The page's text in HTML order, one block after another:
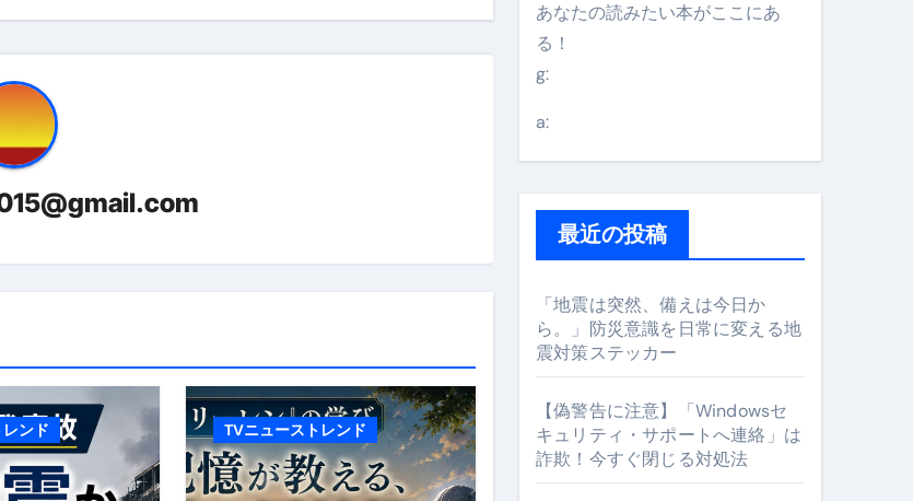
万円も投資してる営業39歳サラリーマン【2025年10月3日】 #bitcoin #全財産 #暗号資産
ありますか？#Shorts
でも成果を出す電話の仕方はコレ！
金調達4選
【30秒でわかる効果まとめ】#アーモンド #ダイエット #筋トレ #美容 #健康 #雑学 #ナレーター #小林将大
己破産かひろゆきさんならどちらを選びますか？ #shorts
ンド TVニューストレンド
あなたの読みたい本がここにあ
る！
g:
a:
最近の投稿
「地震は突然、備えは今日か
ら。」防災意識を日常に変える地
震対策ステッカー
【偽警告に注意】「Windowsセ
キュリティ・サポートへ連絡」は
詐欺！今すぐ閉じる対処法